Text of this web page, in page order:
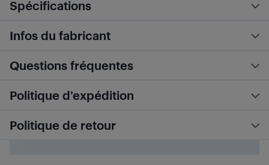
Spécifications
Infos du fabricant
Questions fréquentes
Politique d’expédition
Politique de retour